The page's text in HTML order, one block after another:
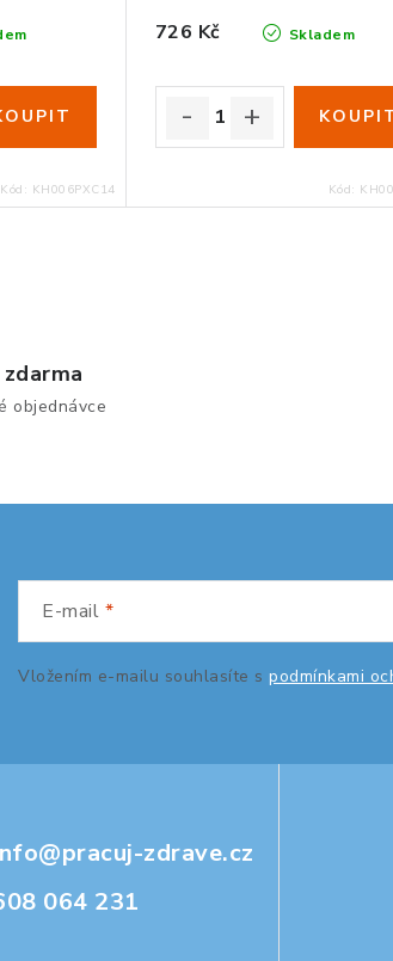
Kód: KH006PXC14
Skladem
726 Kč
Kód:
objednávce
E-mail
Vložením e-mailu souhlasíte s podmínkami
@pracuj-zdrave.cz
064 231